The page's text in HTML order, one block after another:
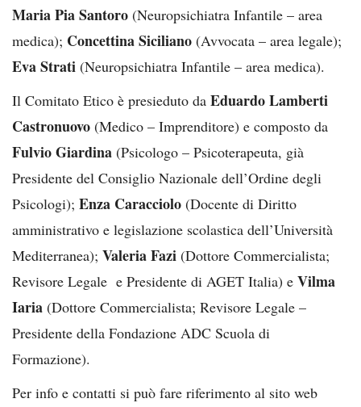
Maria Pia Santoro (Neuropsichiatra Infantile – area
medica); Concettina Siciliano (Avvocata – area legale);
Eva Strati (Neuropsichiatra Infantile – area medica).
Il Comitato Etico è presieduto da Eduardo Lamberti
Castronuovo (Medico – Imprenditore) e composto da
Fulvio Giardina (Psicologo – Psicoterapeuta, già
Presidente del Consiglio Nazionale dell’Ordine degli
Psicologi); Enza Caracciolo (Docente di Diritto
amministrativo e legislazione scolastica dell’Università
Mediterranea); Valeria Fazi (Dottore Commercialista;
Revisore Legale e Presidente di AGET Italia) e Vilma
Iaria (Dottore Commercialista; Revisore Legale –
Presidente della Fondazione ADC Scuola di
Formazione).
Per info e contatti si può fare riferimento al sito web